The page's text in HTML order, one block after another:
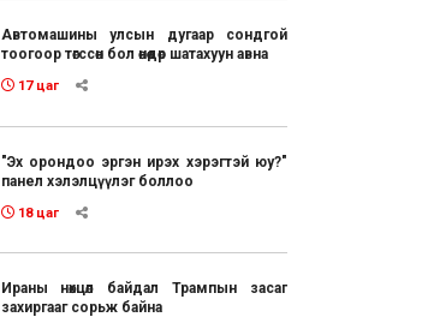
Автомашины улсын дугаар сондгой
тоогоор төгссөн бол өнөөдөр шатахуун авна
17 цаг
"Эх орондоо эргэн ирэх хэрэгтэй юу?"
панел хэлэлцүүлэг боллоо
18 цаг
Ираны нөхцөл байдал Трампын засаг
захиргааг сорьж байна